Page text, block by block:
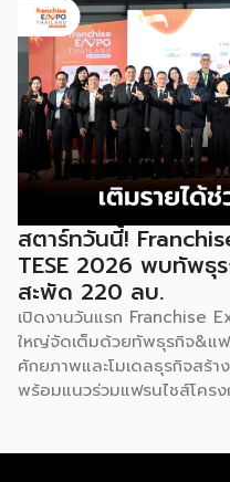
ของกรมฯ นายพูนพงษ์ นั
การค้า กระทรวงพาณิชย์ เปิด
“งานแฟรนไชส์ เอ็กซ์โป ไท
โป (Franchise Expo
เป็นงานแสดงธุรกิจแฟรนไช
คอร์ปอเรชัน จำกัด เพื่อยกร
เจ้าของธุรกิจที่ต้องการขยา
สตาร์ทวันนี้!
TESE 2026 พบทัพธุ
สะพัด 220 ลบ.
เปิดงานวันแรก Franchise
ใหญ่จัดเต็มด้วยทัพธุรกิจ&แ
ศักยภาพและโมเดลธุรกิจสร้า
พร้อมแนวร่วมแฟรนไชส์โคร